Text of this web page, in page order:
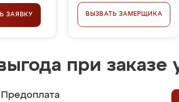
ЗАЯВКУ ВЫЗВАТЬ ЗАМЕРЩИКА
при заказе
Предоплата